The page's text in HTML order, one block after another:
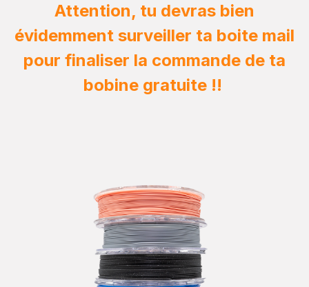
Attention, tu devras bien
évidemment surveiller ta boite mail
pour finaliser la commande de ta
bobine gratuite !!